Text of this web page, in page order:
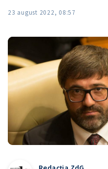
23 august 2022, 08:57